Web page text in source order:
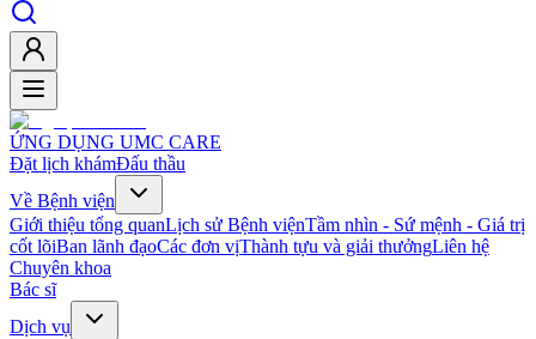
ỨNG DỤNG UMC CARE
Đặt lịch khámĐấu thầu
Về Bệnh viện
Giới thiệu tổng quanLịch sử Bệnh việnTầm nhìn - Sứ mệnh - Giá trị
cốt lõiBan lãnh đạoCác đơn vịThành tựu và giải thưởngLiên hệ
Chuyên khoa
Bác sĩ
Dịch vụ